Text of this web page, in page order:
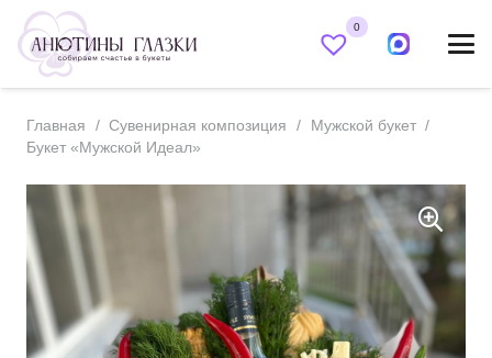
0
Главная / Сувенирная композиция / Мужской букет /
Букет «Мужской Идеал»